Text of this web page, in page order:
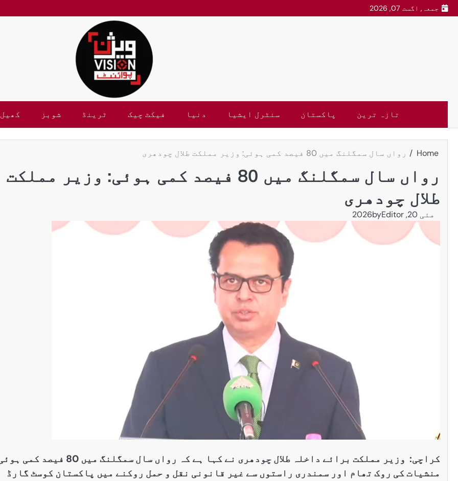
جمعہ, اگست 07, 2026
تازہ ترین پاکستان سنٹرل ایشیا دنیا فیکٹ چیک ٹرینڈ شوبز کھیل
Home رواں سال سمگلنگ میں 80 فیصد کمی ہوئی: وزیر مملکت طلال چودھری
رواں سال سمگلنگ میں 80 فیصد کمی ہوئی: وزیر مملکت
طلال چودھری
مئی 20, 2026 byEditor
کراچی: وزیر مملکت برائے داخلہ طلال چودھری نے کہا ہے کہ رواں سال سمگلنگ میں 80
منشیات کی روک تھام اور سمندری راستوں سے غیر قانونی نقل و حمل روکنے میں پاکستان کوسٹ گارڈ
پاکستان تاجکستان
ٹرانزٹ اور علاقائی روابط
بڑھانے پر اتفاق
اپریل 29, 2026
اورعلاقائی روابط بڑھانے
اتفاق
جولائی 25, 2026